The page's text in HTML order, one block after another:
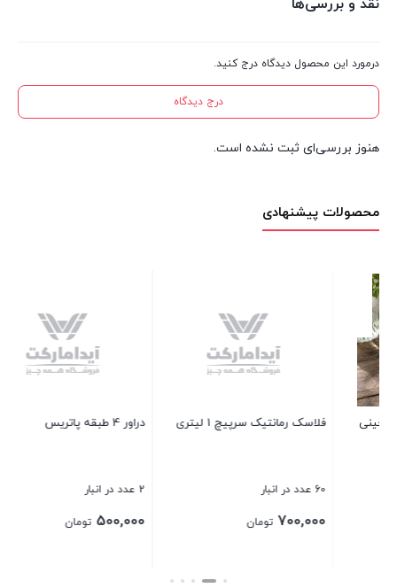
نقد و بررسی‌ها
درمورد این محصول دیدگاه درج کنید.
درج دیدگاه
هنوز بررسی‌ای ثبت نشده است.
محصولات پیشنهادی
دراور 4 طبقه پاتریس
2 عدد در انبار
500,000 تومان